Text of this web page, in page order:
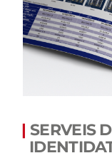
|SERVEIS